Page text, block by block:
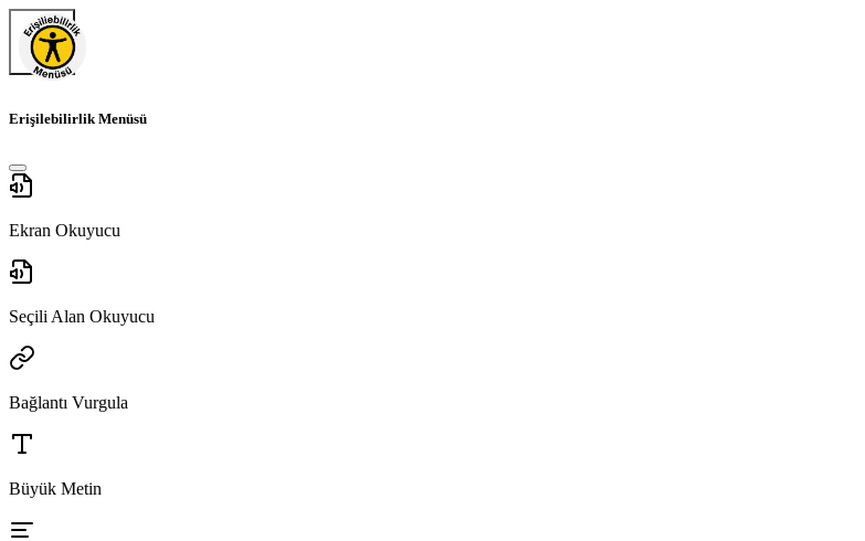
Erişilebilirlik Menüsü
Ekran Okuyucu
Seçili Alan Okuyucu
Bağlantı Vurgula
Büyük Metin